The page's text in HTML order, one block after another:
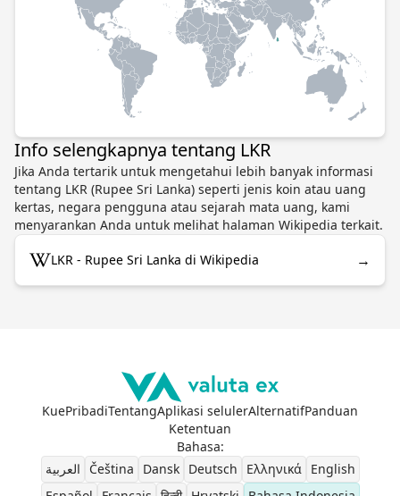
Info selengkapnya tentang LKR
Jika Anda tertarik untuk mengetahui lebih banyak informasi
tentang LKR (Rupee Sri Lanka) seperti jenis koin atau uang
kertas, negara pengguna atau sejarah mata uang, kami
menyarankan Anda untuk melihat halaman Wikipedia terkait.
LKR - Rupee Sri Lanka di Wikipedia →
KuePribadiTentangAplikasi selulerAlternatifPanduan
Ketentuan
Bahasa:
العربية
Čeština Dansk Deutsch Ελληνικά
English